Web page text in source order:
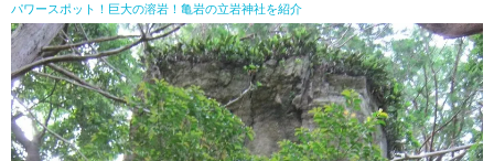
パワースポット！巨大の溶岩！亀岩の立岩神社を紹介